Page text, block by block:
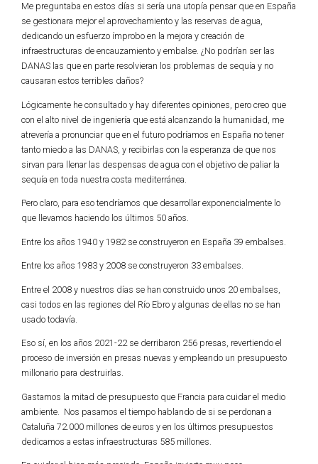
Me preguntaba en estos días si sería una utopía pensar que en España
se gestionara mejor el aprovechamiento y las reservas de agua,
dedicando un esfuerzo ímprobo en la mejora y creación de
infraestructuras de encauzamiento y embalse. ¿No podrían ser las
DANAS las que en parte resolvieran los problemas de sequía y no
causaran estos terribles daños?
Lógicamente he consultado y hay diferentes opiniones, pero creo que
con el alto nivel de ingeniería que está alcanzando la humanidad, me
atrevería a pronunciar que en el futuro podríamos en España no tener
tanto miedo a las DANAS, y recibirlas con la esperanza de que nos
sirvan para llenar las despensas de agua con el objetivo de paliar la
sequía en toda nuestra costa mediterránea.
Pero claro, para eso tendríamos que desarrollar exponencialmente lo
que llevamos haciendo los últimos 50 años.
Entre los años 1940 y 1982 se construyeron en España 39 embalses.
Entre los años 1983 y 2008 se construyeron 33 embalses.
Entre el 2008 y nuestros días se han construido unos 20 embalses,
casi todos en las regiones del Río Ebro y algunas de ellas no se han
usado todavía.
Eso sí, en los años 2021-22 se derribaron 256 presas, revertiendo el
proceso de inversión en presas nuevas y empleando un presupuesto
millonario para destruirlas.
Gastamos la mitad de presupuesto que Francia para cuidar el medio
ambiente. Nos pasamos el tiempo hablando de si se perdonan a
Cataluña 72.000 millones de euros y en los últimos presupuestos
dedicamos a estas infraestructuras 585 millones.